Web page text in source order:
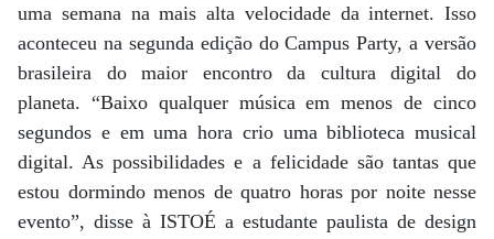
uma semana na mais alta velocidade da internet. Isso
aconteceu na segunda edição do Campus Party, a versão
brasileira do maior encontro da cultura digital do
planeta. “Baixo qualquer música em menos de cinco
segundos e em uma hora crio uma biblioteca musical
digital. As possibilidades e a felicidade são tantas que
estou dormindo menos de quatro horas por noite nesse
evento”, disse à ISTOÉ a estudante paulista de design